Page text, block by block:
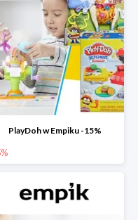
PlayDoh w Empiku -15%